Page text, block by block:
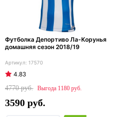
Футболка Депортиво Ла-Корунья
домашняя сезон 2018/19
17570
4.83
4770
1180
3590